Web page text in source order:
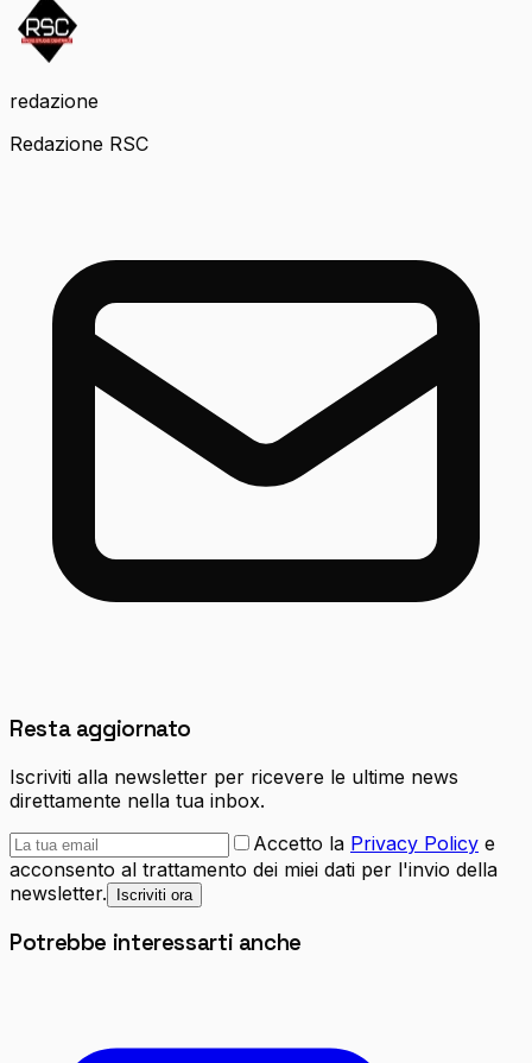
redazione
Redazione RSC
Resta aggiornato
Iscriviti alla newsletter per ricevere le ultime news
direttamente nella tua inbox.
Accetto la Privacy Policy e
acconsento al trattamento dei miei dati per l'invio della
newsletter.
Iscriviti ora
Potrebbe interessarti anche